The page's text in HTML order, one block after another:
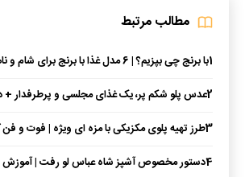
مطالب مرتبط
1
با برنج چی بپزیم؟ | 6 مدل غذا با برنج
2عدس پلو شکم پر، یک غذای مجلسی و پرطرفدار
3طرز تهیه پلوی مکزیکی با مزه‌ ای ویژه | فوت و فن
4دستور مخصوص آشپز شاه عباس لو رفت | آموزش